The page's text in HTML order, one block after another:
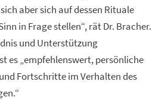
aber sich auf dessen Rituale
in Frage stellen“, rät Dr. Bracher.
und Unterstützung
es „empfehlenswert, persönliche
Fortschritte im Verhalten des